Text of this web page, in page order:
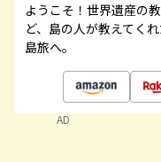
ようこそ！世界遺産の
ど、島の人が教えてく
島旅へ。
AD